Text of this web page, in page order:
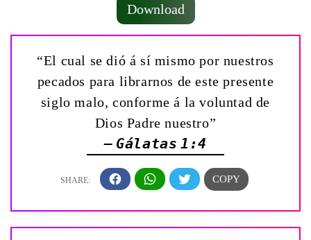
Download
“El cual se dió á sí mismo por nuestros
pecados para librarnos de este presente
siglo malo, conforme á la voluntad de
Dios Padre nuestro”
— Gálatas 1:4